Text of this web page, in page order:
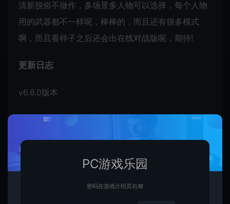
清新脱俗不做作，多场景多人物可以选择，每个人物
用的武器都不一样呢，棒棒的，而且还有很多模式
啊，而且看样子之后还会出在线对战版呢，期待!
更新日志
v6.6.0版本
bug已修复
v6.0.11版本
•我们做了一些增强功能，使您的游戏进度更加方便
和直观。现在，您可以从主菜单轻松跟踪您的进度和
PC游戏乐园
密码在游戏介绍页右侧